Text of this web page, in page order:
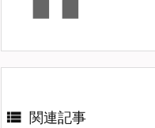
 関連記事